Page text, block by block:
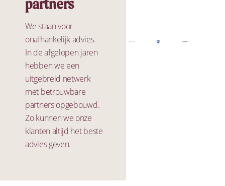
We staan voor
onafhankelijk advies.
In de afgelopen jaren
hebben we een
uitgebreid netwerk
met betrouwbare
partners opgebouwd.
Zo kunnen we onze
klanten altijd het beste
advies geven.